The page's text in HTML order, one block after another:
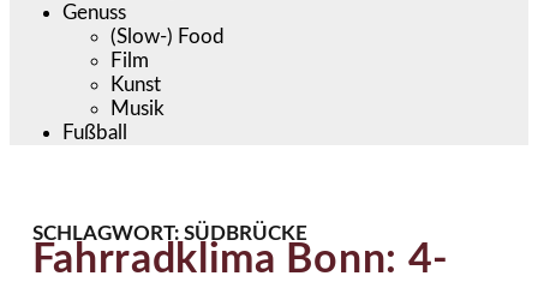
Genuss
(Slow-) Food
Film
Kunst
Musik
Fußball
SCHLAGWORT: SÜDBRÜCKE
Fahrradklima Bonn: 4-